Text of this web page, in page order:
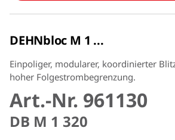
DEHNbloc M 1 ...
Einpoliger, modularer, koordinierter
hoher Folgestrombegrenzung.
Art.-Nr. 961130
DB M 1 320